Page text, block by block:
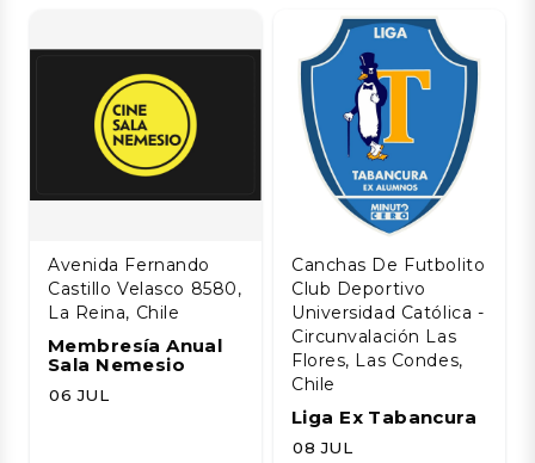
Avenida Fernando
Castillo Velasco 8580,
La Reina, Chile
Membresía Anual
Sala Nemesio
06 JUL
Canchas De Futbolito
Club Deportivo
Universidad Católica -
Circunvalación Las
Flores, Las Condes,
Chile
Liga Ex Tabancura
08 JUL